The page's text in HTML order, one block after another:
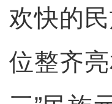
欢快的
位整齐